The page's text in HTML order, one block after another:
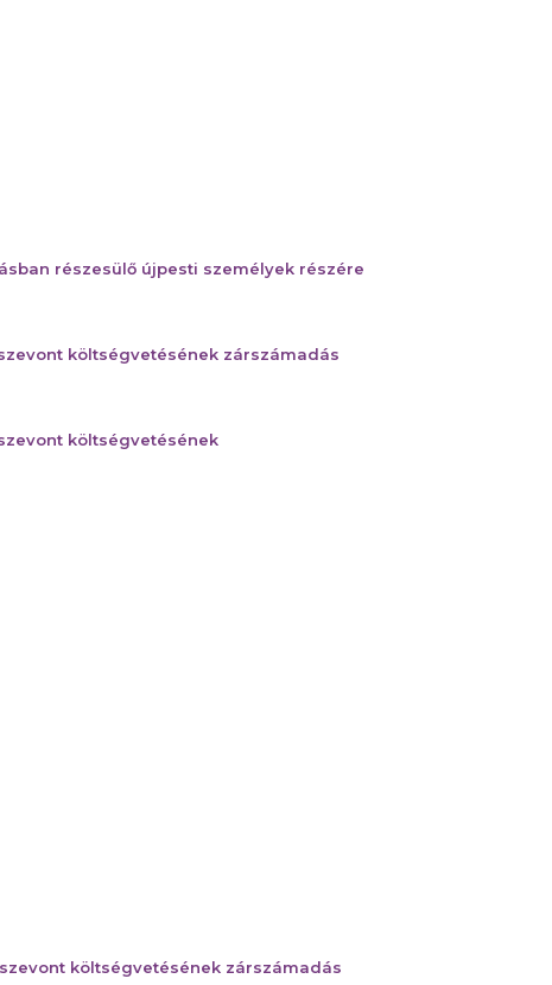
részesülő újpesti személyek részére
költségvetésének zárszámadás
költségvetésének
költségvetésének zárszámadás